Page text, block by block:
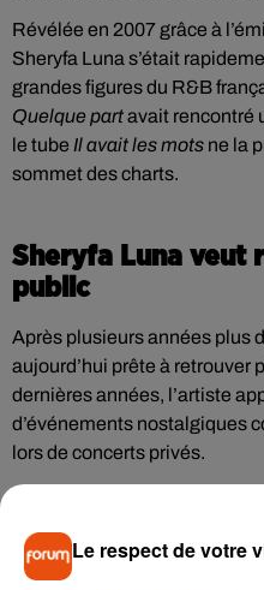
Révélée en 2007 grâce à
Sheryfa Luna s’était
grandes figures du R&B
Quelque partavait rencontré
le tube Il avait les mots ne la
sommet des charts.
Sheryfa Luna veut
public
Après plusieurs années plus
aujourd’hui prête à retrouver
dernières années, l’artiste
d’événements nostalgiques
lors de concerts privés.
Cette nouvelle date
retour artistique pour celle
albumsVénusen 2008 puis
Le respect de votre